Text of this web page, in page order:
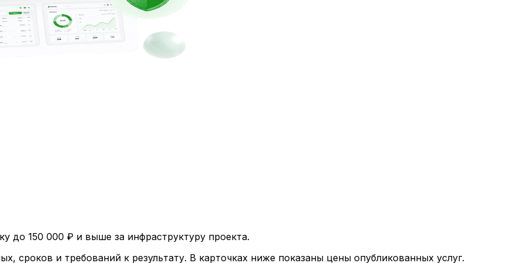
до 150 000 ₽ и выше за инфраструктуру проекта.
сроков и требований к результату. В карточках ниже показаны цены опубликованных услуг.